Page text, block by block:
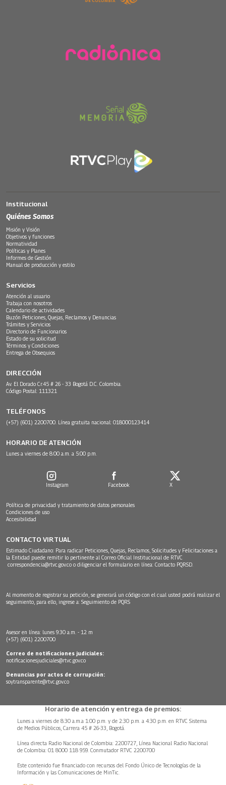
Institucional
Quiénes Somos
Misión y Visión
Objetivos y funciones
Normatividad
Políticas y Planes
Informes de Gestión
Manual de producción y estilo
Servicios
Atención al usuario
Trabaja con nosotros
Calendario de actividades
Buzón Peticiones, Quejas, Reclamos y Denuncias
Trámites y Servicios
Directorio de Funcionarios
Estado de su solicitud
Términos y Condiciones
Entrega de Obsequios
DIRECCIÓN
Av. El Dorado Cr.45 # 26 - 33 Bogotá D.C. Colombia.
Código Postal: 111321
TELÉFONOS
(+57) (601) 2200700. Línea gratuita nacional: 018000123414
HORARIO DE ATENCIÓN
Lunes a viernes de 8:00 a.m. a 5:00 p.m.
Instagram Facebook X
Política de privacidad y tratamiento de datos personales
Condiciones de uso
Accesibilidad
CONTACTO VIRTUAL
Estimado Ciudadano: Para radicar Peticiones, Quejas, Reclamos, Solicitudes y Felicitaciones a
la Entidad puede remitir lo pertinente al Correo Oficial Institucional de RTVC
correspondencia@rtvc.gov.co o diligenciar el formulario en línea: Contacto PQRSD.
Al momento de registrar su petición, se generará un código con el cual usted podrá realizar el
seguimiento, para ello, ingrese a: Seguimiento de PQRS
Asesor en línea: lunes 9:30 a.m. - 12 m
(+57) (601) 2200700
Correo de notificaciones judiciales:
notificacionesjudiciales@rtvc.gov.co
Denuncias por actos de corrupción:
soytransparente@rtvc.gov.co
Horario de atención y entrega de premios:
Lunes a viernes de 8:30 a.m.a 1:00 p.m. y de 2:30 p.m. a 4:30 p.m. en RTVC Sistema
de Medios Públicos, Carrera 45 # 26-33, Bogotá.
Línea directa Radio Nacional de Colombia: 2200727, Línea Nacional Radio Nacional
de Colombia: 01 8000 118 959. Conmutador RTVC 2200700
Este contenido fue financiado con recursos del Fondo Único de Tecnologías de la
Información y las Comunicaciones de MinTic.